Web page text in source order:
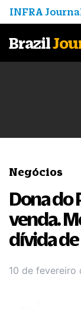
INFRA
Brazil
Negócios
Dona do
venda.
dívida de
10 de fevereiro